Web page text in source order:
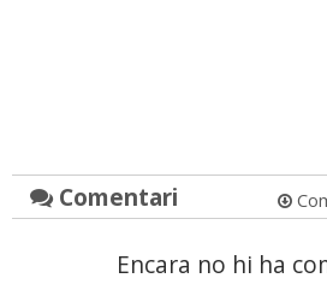
Comentari
Encara no hi ha